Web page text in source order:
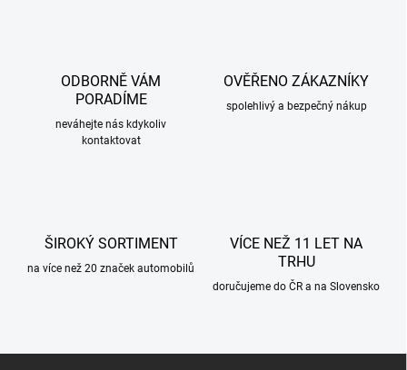
ODBORNĚ VÁM
PORADÍME
neváhejte nás kdykoliv
kontaktovat
OVĚŘENO ZÁKAZNÍKY
spolehlivý a bezpečný nákup
ŠIROKÝ SORTIMENT
na více než 20 značek automobilů
VÍCE NEŽ 11 LET NA
TRHU
doručujeme do ČR a na Slovensko